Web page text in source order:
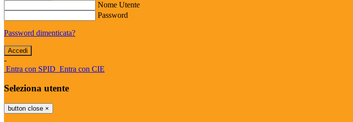
Nome Utente
Password
Password dimenticata?
-
Entra con SPID Entra con CIE
Seleziona utente
button close ×